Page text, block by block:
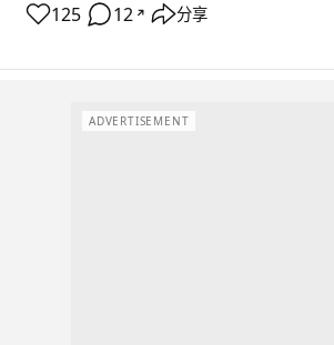
125 12 ↗ 分享
ADVERTISEMENT